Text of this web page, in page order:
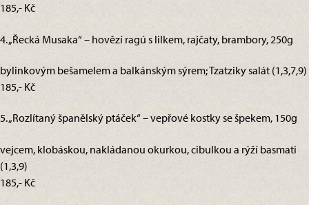
185,- Kč
4. „Řecká Musaka“ – hovězí ragú s lilkem, rajčaty, brambory, 250g
bylinkovým bešamelem a balkánským sýrem; Tzatziky salát (1,3,7,9)
185,- Kč
5. „Rozlítaný španělský ptáček“ – vepřové kostky se špekem, 150g
vejcem, klobáskou, nakládanou okurkou, cibulkou a rýží basmati
(1,3,9)
185,- Kč